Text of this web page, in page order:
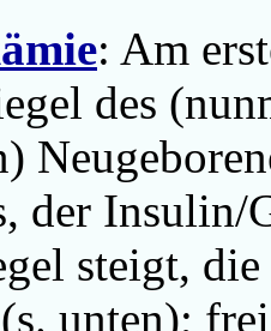
: Am
des
der
steigt,
unten);